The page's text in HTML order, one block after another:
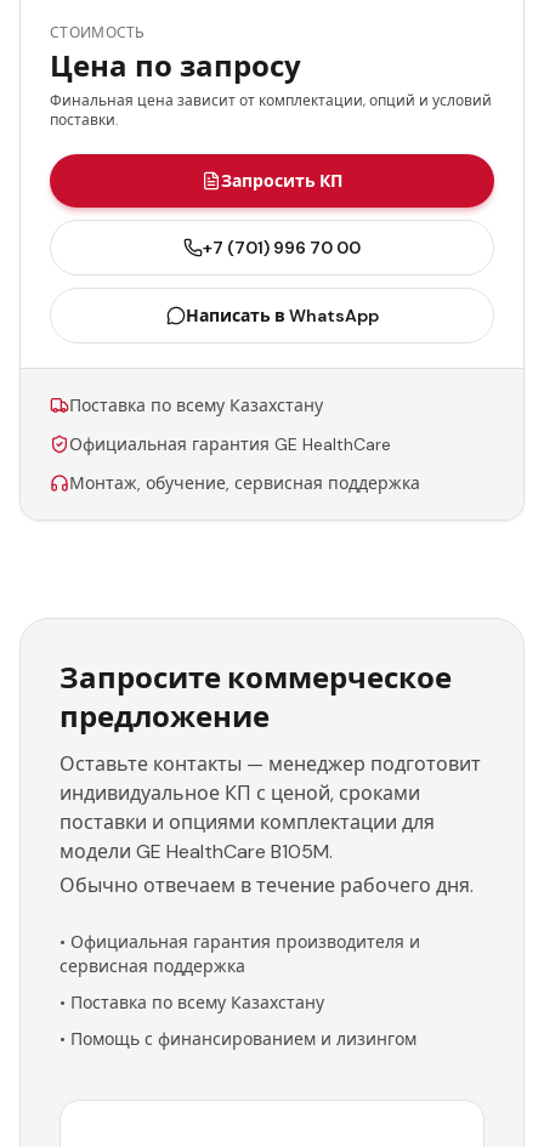
СТОИМОСТЬ
Цена по запросу
Финальная цена зависит от комплектации, опций и условий
поставки.
Запросить КП
+7 (701) 996 70 00
Написать в WhatsApp
Поставка по всему Казахстану
Официальная гарантия GE HealthCare
Монтаж, обучение, сервисная поддержка
Запросите коммерческое
предложение
Оставьте контакты — менеджер подготовит
индивидуальное КП с ценой, сроками
поставки и опциями комплектации для
модели GE HealthCare B105M.
Обычно отвечаем в течение рабочего дня.
• Официальная гарантия производителя и
сервисная поддержка
• Поставка по всему Казахстану
• Помощь с финансированием и лизингом